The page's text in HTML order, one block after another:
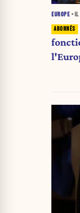
EUROPE • IL